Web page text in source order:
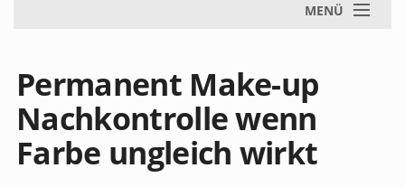
MENÜ
Permanent Make-up
Nachkontrolle wenn
Farbe ungleich wirkt